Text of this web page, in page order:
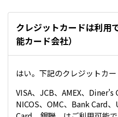
クレジットカードは利用
能カード会社）
はい。下記のクレジットカー
VISA、JCB、AMEX、Diner's
NICOS、OMC、Bank Card